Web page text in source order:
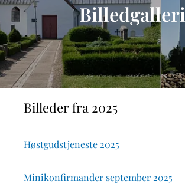
Billedgalleri
Billeder fra 2025
Høstgudstjeneste 2025
Minikonfirmander september 2025